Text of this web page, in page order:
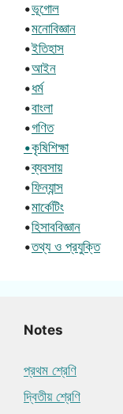
•ভূগোল
•মনোবিজ্ঞান
•ইতিহাস
•আইন
•ধর্ম
•বাংলা
•গণিত
•কৃষিশিক্ষা
•ব্যবসায়
•ফিন্যান্স
•মার্কেটিং
•হিসাববিজ্ঞান
•তথ্য ও প্রযুক্তি
Notes
প্রথম শ্রেণি
দ্বিতীয় শ্রেণি